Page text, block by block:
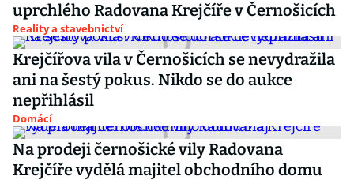
uprchlého Radovana Krejčíře v Černošicích
Reality a stavebnictví
Krejčířova vila v Černošicích se nevydražila
ani na šestý pokus. Nikdo se do aukce
nepřihlásil
Domácí
Na prodeji černošické vily Radovana
Krejčíře vydělá majitel obchodního domu